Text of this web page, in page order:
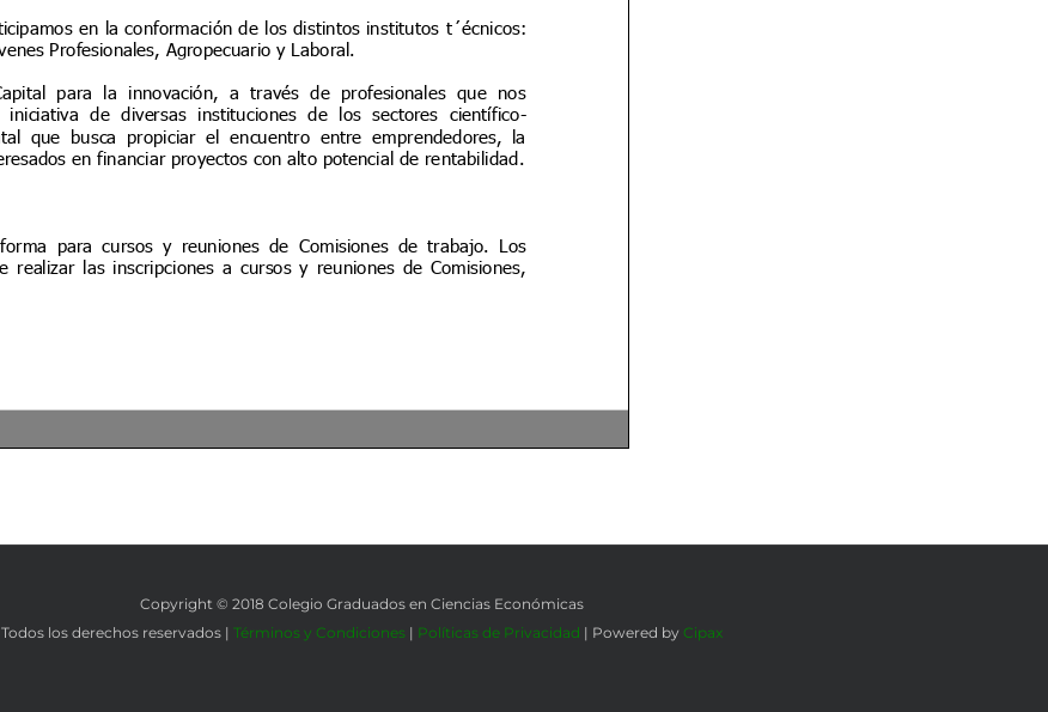
Copyright © 2018 Colegio Graduados en Ciencias Económicas
Todos los derechos reservados | Términos y Condiciones| Políticas de Privacidad | Powered by Cipax